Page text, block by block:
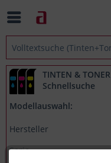
TINTEN & TONER
Schnellsuche
Modellauswahl: